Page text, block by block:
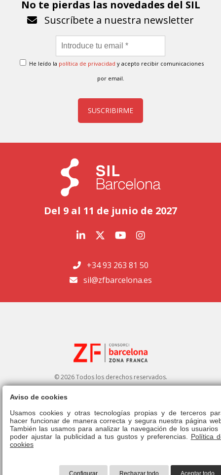
No te pierdas las novedades del SIL
Suscríbete a nuestra newsletter
He leído la política de privacidad y acepto recibir comunicaciones
por email.
SUSCRIBIRME
Del 9 al 11 de junio de 2027
+34 93 263 81 50
sil@zfbarcelona.es
© 2026 Todos los derechos reservados.
Aviso legal|Política de privacidad|Política de cookies|Canal ético|
Derecho de admisión|Normativa
Aviso de cookies
Usamos cookies y otras tecnologías propias y de terceros
hacer funcionar de manera correcta y segura nuestra página
También las usamos para analizar la navegación de los usuarios
poder ajustar la publicidad a tus gustos y preferencias. Política
cookies
Configurar Rechazar todo Aceptar todo